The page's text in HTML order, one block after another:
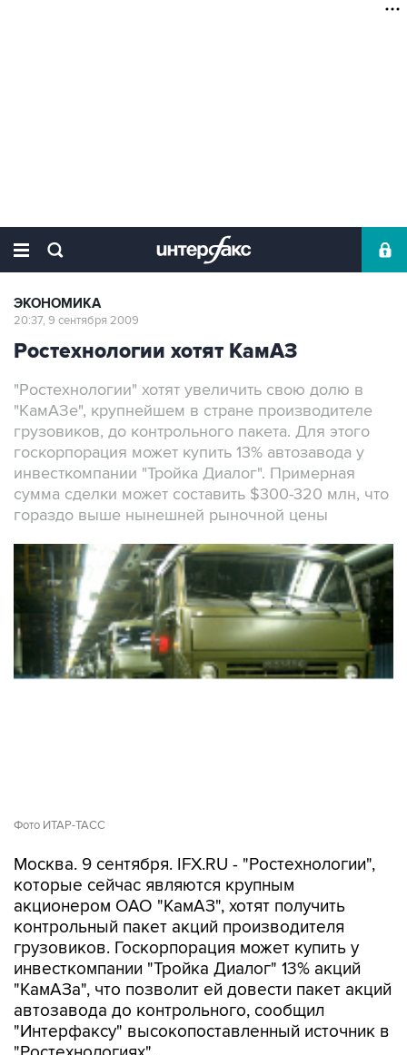
ЭКОНОМИКА
20:37, 9 сентября 2009
Ростехнологии хотят КамАЗ
"Ростехнологии" хотят увеличить свою долю в
"КамАЗе", крупнейшем в стране производителе
грузовиков, до контрольного пакета. Для этого
госкорпорация может купить 13% автозавода у
инвесткомпании "Тройка Диалог". Примерная
сумма сделки может составить $300-320 млн, что
гораздо выше нынешней рыночной цены
Фото ИТАР-ТАСС
Москва. 9 сентября. IFX.RU - "Ростехнологии",
которые сейчас являются крупным
акционером ОАО "КамАЗ", хотят получить
контрольный пакет акций производителя
грузовиков. Госкорпорация может купить у
инвесткомпании "Тройка Диалог" 13% акций
"КамАЗа", что позволит ей довести пакет акций
автозавода до контрольного, сообщил
"Интерфаксу" высокопоставленный источник в